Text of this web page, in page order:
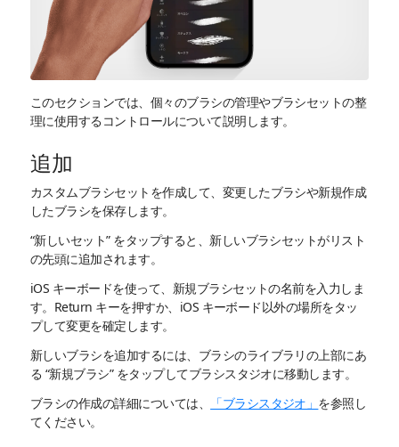
このセクションでは、個々のブラシの管理やブラシセットの整
理に使用するコントロールについて説明します。
追加
カスタムブラシセットを作成して、変更したブラシや新規作成
したブラシを保存します。
“新しいセット” をタップすると、新しいブラシセットがリスト
の先頭に追加されます。
iOS キーボードを使って、新規ブラシセットの名前を入力しま
す。Return キーを押すか、iOS キーボード以外の場所をタッ
プして変更を確定します。
新しいブラシを追加するには、ブラシのライブラリの上部にあ
る “新規ブラシ” をタップしてブラシスタジオに移動します。
ブラシの作成の詳細については、
「ブラシスタジオ」 を参照し
てください。